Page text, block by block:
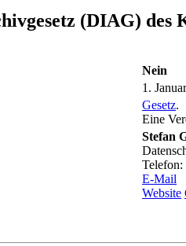
(DIAG)
Nein
1.
Gesetz.
Eine
Stefan
Telefon:
E-Mail
Website